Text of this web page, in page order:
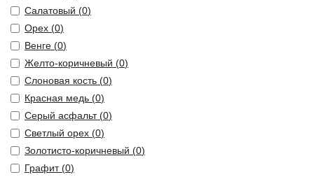
Салатовый (0)
Орех (0)
Венге (0)
Желто-коричневый (0)
Слоновая кость (0)
Красная медь (0)
Серый асфальт (0)
Светлый орех (0)
Золотисто-коричневый (0)
Графит (0)